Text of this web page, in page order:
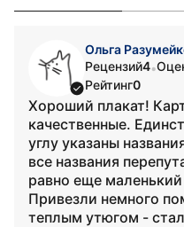
Ольга
Рецензий4•
Рейтинг0
Хороший плакат!
качественные.
углу указаны
все названия
равно еще маленький
Привезли немного
теплым утюгом -